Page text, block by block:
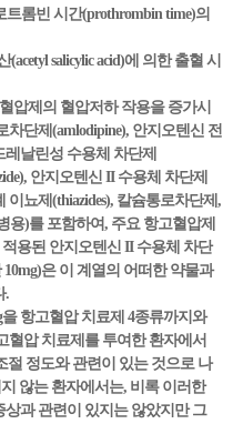
롬빈 시간(prothrombin time)의
salicylic acid)에 의한 출혈 시
압제의 혈압저하 작용을 증가시
단제(amlodipine), 안지오텐신 전
날린성 수용체 차단제
안지오텐신 II 수용체 차단제
뇨제(thiazides), 칼슘통로차단제,
용)를 포함하여, 주요 항고혈압제
용된 안지오텐신 II 수용체 차단
은 이 계열의 어떠한 약물과
.
항고혈압 치료제 4종류까지와
혈압 치료제를 투여한 환자에서
절 정도와 관련이 있는 것으로 나
않는 환자에서는, 비록 이러한
과 관련이 있지는 않았지만 그